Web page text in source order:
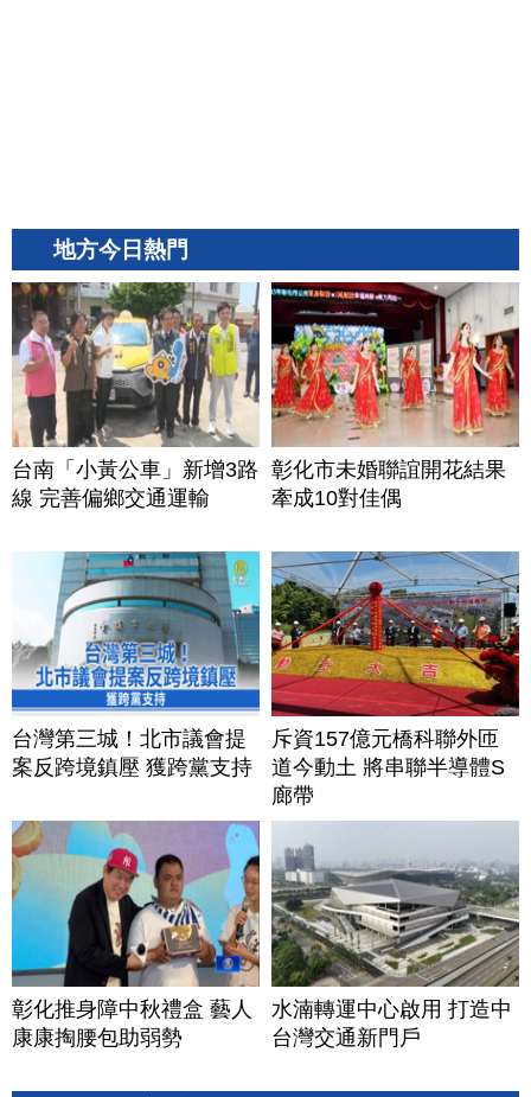
地方今日熱門
台南「小黃公車」新增3路
線 完善偏鄉交通運輸
彰化市未婚聯誼開花結果
牽成10對佳偶
台灣第三城！北市議會提
案反跨境鎮壓 獲跨黨支持
斥資157億元橋科聯外匝
道今動土 將串聯半導體S
廊帶
彰化推身障中秋禮盒 藝人
康康掏腰包助弱勢
水湳轉運中心啟用 打造中
台灣交通新門戶